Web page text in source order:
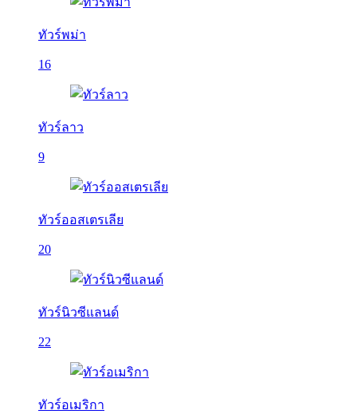
ทัวร์พม่า
16
ทัวร์ลาว
9
ทัวร์ออสเตรเลีย
20
ทัวร์นิวซีแลนด์
22
ทัวร์อเมริกา